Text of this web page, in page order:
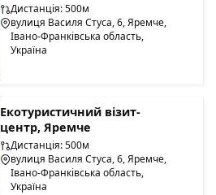
Дистанція: 500м
вулиця Василя Стуса, 6, Яремче,
Івано-Франківська область,
Україна
Екотуристичний візит-
центр, Яремче
Дистанція: 500м
вулиця Василя Стуса, 6, Яремче,
Івано-Франківська область,
Україна